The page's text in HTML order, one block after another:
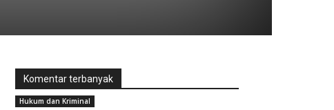
Komentar terbanyak
Hukum dan Kriminal